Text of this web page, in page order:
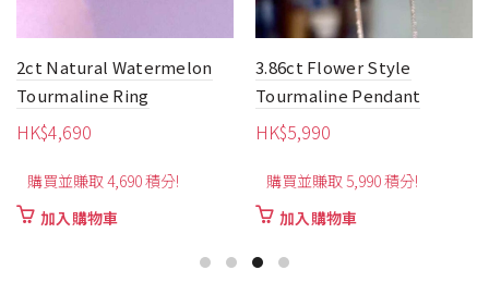
2ct Natural Watermelon
Tourmaline Ring
HK$4,690
購買並賺取 4,690 積分!
加入購物車
3.86ct Flower Style
Tourmaline Pendant
HK$5,990
購買並賺取 5,990 積分!
加入購物車